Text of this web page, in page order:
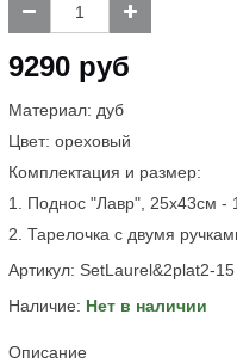
9290 руб
Материал: дуб
Цвет: ореховый
Комплектация и размер:
1. Поднос "Лавр", 25х43см -
2. Тарелочка с двумя
Артикул: SetLaurel&2plat2-15
Наличие: Нет в наличии
Описание